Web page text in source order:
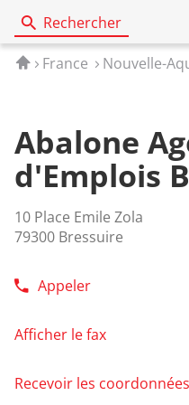
Rechercher
AccueilFrance Nouvelle-
Abalone
d'Emplois
10 Place Emile Zola
79300 Bressuire
Appeler
Afficher
numéro
téléphone
de
Afficher le fax
Recevoir les coordonnées
de